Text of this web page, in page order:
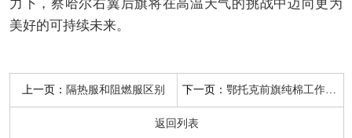
力下，察哈尔右翼后旗将在高温天气的挑战中迈向更为
美好的可持续未来。
上一页： 隔热服和阻燃服区别 下一页：鄂托克前旗纯棉工作服厂家
返回列表